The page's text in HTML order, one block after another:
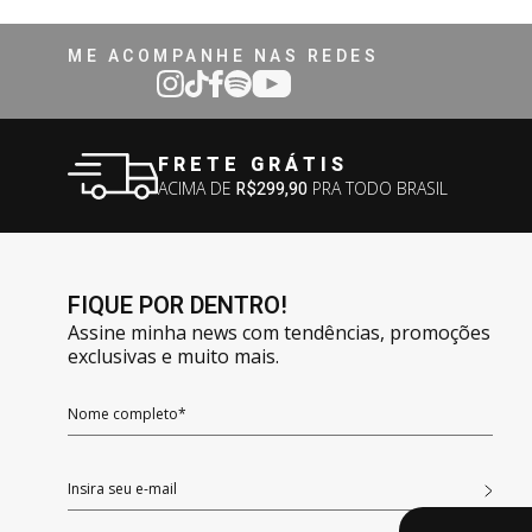
ME ACOMPANHE NAS REDES
FRETE GRÁTIS
ACIMA DE R$299,90 PRA TODO BRASIL
FIQUE POR DENTRO!
Assine minha news com tendências, promoções
exclusivas e muito mais.